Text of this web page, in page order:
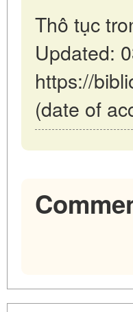
Thô tục
Updated:
https://
(date of